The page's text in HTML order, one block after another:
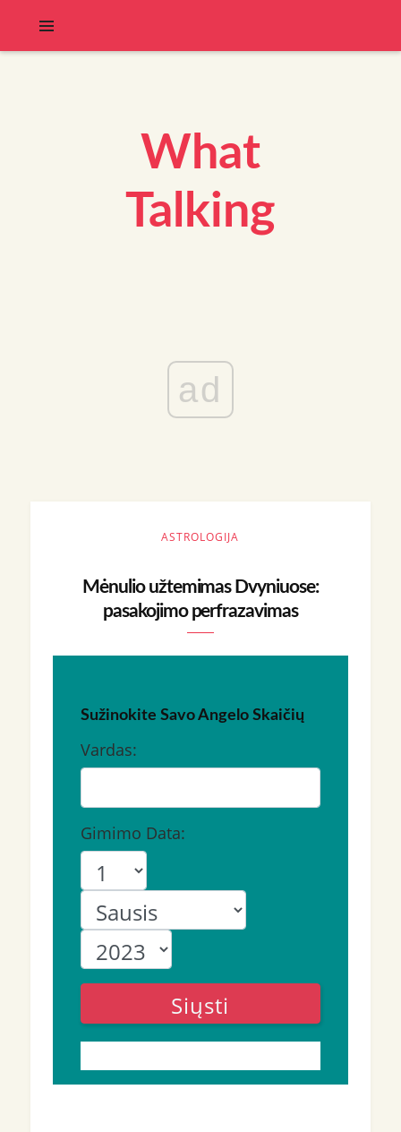
What
Talking
ad
ASTROLOGIJA
Mėnulio užtemimas Dvyniuose:
pasakojimo perfrazavimas
Sužinokite Savo Angelo Skaičių
Vardas:
Gimimo Data:
Siųsti